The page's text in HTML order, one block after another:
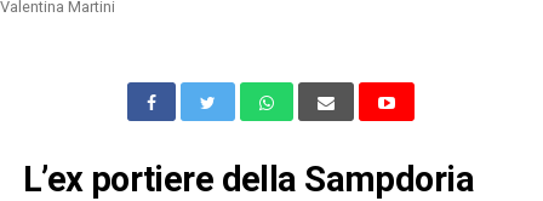
Valentina Martini
L’ex portiere della Sampdoria